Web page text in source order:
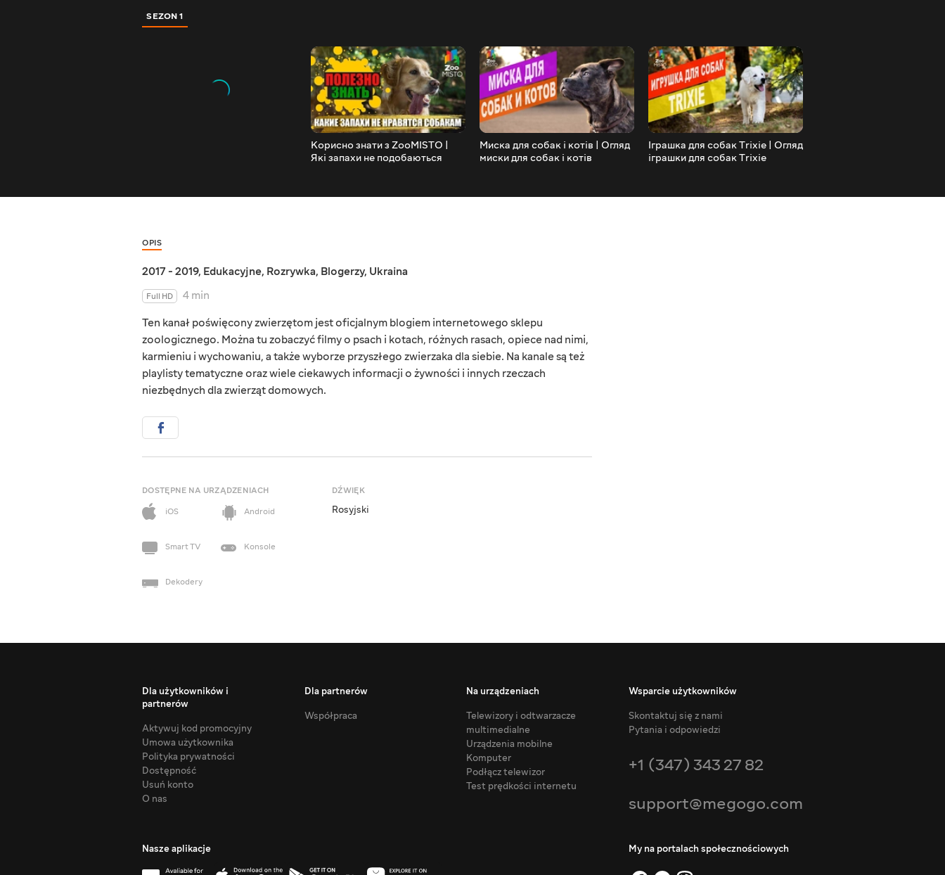
SEZON 1
Корисно знати з ZooMISTO |
Які запахи не подобаються
Миска для собак і котів | Огляд
миски для собак і котів
Іграшка для собак Trixie | Огляд
іграшки для собак Trixie
OPIS
2017 - 2019, Edukacyjne, Rozrywka, Blogerzy, Ukraina
Full HD
4 min
Ten kanał poświęcony zwierzętom jest oficjalnym blogiem internetowego sklepu
zoologicznego. Można tu zobaczyć filmy o psach i kotach, różnych rasach, opiece nad nimi,
karmieniu i wychowaniu, a także wyborze przyszłego zwierzaka dla siebie. Na kanale są też
playlisty tematyczne oraz wiele ciekawych informacji o żywności i innych rzeczach
niezbędnych dla zwierząt domowych.
DOSTĘPNE NA URZĄDZENIACH
iOS
Android
Smart TV Konsole
Dekodery
DŹWIĘK
Rosyjski
Dla użytkowników i
partnerów
Aktywuj kod promocyjny
Umowa użytkownika
Polityka prywatności
Dostępność
Usuń konto
O nas
Dla partnerów
Współpraca
Na urządzeniach
Telewizory i odtwarzacze
multimedialne
Urządzenia mobilne
Komputer
Podłącz telewizor
Test prędkości internetu
Wsparcie użytkowników
Skontaktuj się z nami
Pytania i odpowiedzi
+1 (347) 343 27 82
support@megogo.com
Nasze aplikacje My na portalach społecznościowych